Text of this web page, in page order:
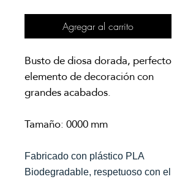
Agregar al carrito
Busto de diosa dorada, perfecto
elemento de decoración con
grandes acabados.
Tamaño: 0000 mm
Fabricado con plástico PLA
Biodegradable, respetuoso con el